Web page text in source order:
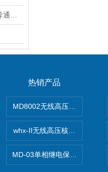
热销产品
MD8002无线高压核相仪
whx-II无线高压核相仪
MD-03单相继电保护测试仪价